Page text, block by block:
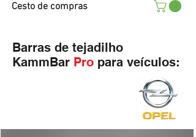
Cesto de compras
Barras de tejadilho
KammBar Pro para veículos: